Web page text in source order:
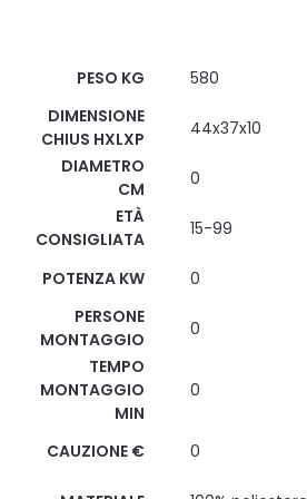
PESO KG
580
DIMENSIONE
CHIUS HXLXP
44x37x10
DIAMETRO
CM
0
ETÀ
CONSIGLIATA
15-99
POTENZA KW
0
PERSONE
MONTAGGIO
0
TEMPO
MONTAGGIO
MIN
0
CAUZIONE € 0